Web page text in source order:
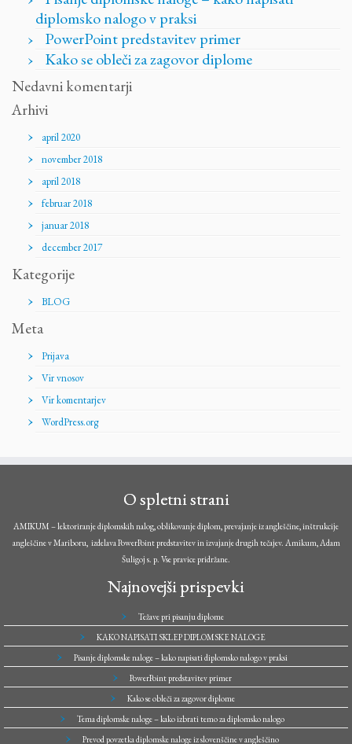
diplomsko nalogo v praksi
PowerPoint predstavitev primer
Kako se obleči za zagovor diplome
Nedavni komentarji
Arhivi
april 2020
november 2018
april 2018
februar 2018
januar 2018
december 2017
Kategorije
BLOG
Meta
Prijava
Vir vnosov
Vir komentarjev
WordPress.org
O spletni strani
AMIKUM – lektoriranje diplomskih nalog, oblikovanje diplom, prevajanje iz angleščine, inštrukcije
angleščine v Mariboru, izdelava PowerPoint predstavitev in izvajanje drugih tečajev. Amikum, Adam
Šuligoj s. p. Vse pravice pridržane.
Najnovejši prispevki
Težave pri pisanju diplome
KAKO NAPISATI SKLEP DIPLOMSKE NALOGE
Pisanje diplomske naloge – kako napisati diplomsko nalogo v praksi
PowerPoint predstavitev primer
Kako se obleči za zagovor diplome
Tema diplomske naloge – kako izbrati temo za diplomsko nalogo
Prevod povzetka diplomske naloge iz slovenščine v angleščino